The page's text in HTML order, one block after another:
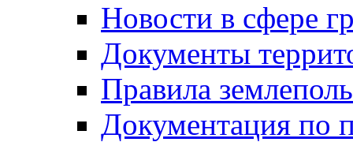
Новости в сфере
Документы
Правила
Документация по